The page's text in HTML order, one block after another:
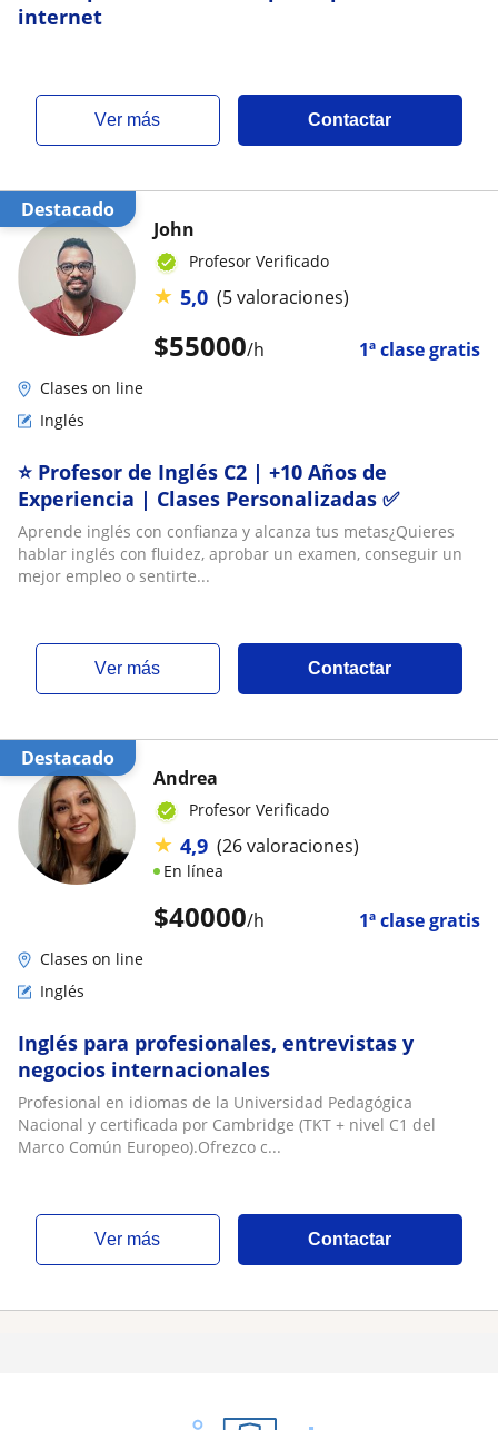
internet
ver más Contactar
Destacado
$55000/h 1ª clase gratis
John
Profesor Verificado
★ 5,0 (5 valoraciones)
Clases on line
Inglés
⭐ Profesor de Inglés C2 | +10 Años de
Experiencia | Clases Personalizadas ✅
Aprende inglés con confianza y alcanza tus metas¿Quieres
hablar inglés con fluidez, aprobar un examen, conseguir un
mejor empleo o sentirte...
ver más Contactar
Destacado
$40000/h 1ª clase gratis
Andrea
Profesor Verificado
★ 4,9 (26 valoraciones)
En línea
Clases on line
Inglés
Inglés para profesionales, entrevistas y
negocios internacionales
Profesional en idiomas de la Universidad Pedagógica
Nacional y certificada por Cambridge (TKT + nivel C1 del
Marco Común Europeo).Ofrezco c...
ver más Contactar